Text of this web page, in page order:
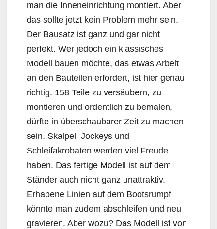
man die Inneneinrichtung montiert. Aber
das sollte jetzt kein Problem mehr sein.
Der Bausatz ist ganz und gar nicht
perfekt. Wer jedoch ein klassisches
Modell bauen möchte, das etwas Arbeit
an den Bauteilen erfordert, ist hier genau
richtig. 158 Teile zu versäubern, zu
montieren und ordentlich zu bemalen,
dürfte in überschaubarer Zeit zu machen
sein. Skalpell-Jockeys und
Schleifakrobaten werden viel Freude
haben. Das fertige Modell ist auf dem
Ständer auch nicht ganz unattraktiv.
Erhabene Linien auf dem Bootsrumpf
könnte man zudem abschleifen und neu
gravieren. Aber wozu? Das Modell ist von